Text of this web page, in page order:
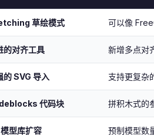
草绘模式 可以像
的对齐工具 新增多点对
的 SVG 导入 支持更复杂
代码块 拼积木式的
型库扩容 预制模型数